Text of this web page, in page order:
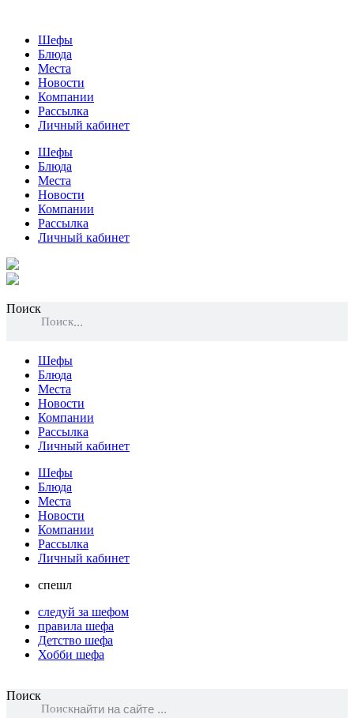
Шефы
Блюда
Места
Новости
Компании
Рассылка
Личный кабинет
Шефы
Блюда
Места
Новости
Компании
Рассылка
Личный кабинет
Поиск
Поиск
Шефы
Блюда
Места
Новости
Компании
Рассылка
Личный кабинет
Шефы
Блюда
Места
Новости
Компании
Рассылка
Личный кабинет
спешл
следуй за шефом
правила шефа
Детство шефа
Хобби шефа
Поиск
Поиск